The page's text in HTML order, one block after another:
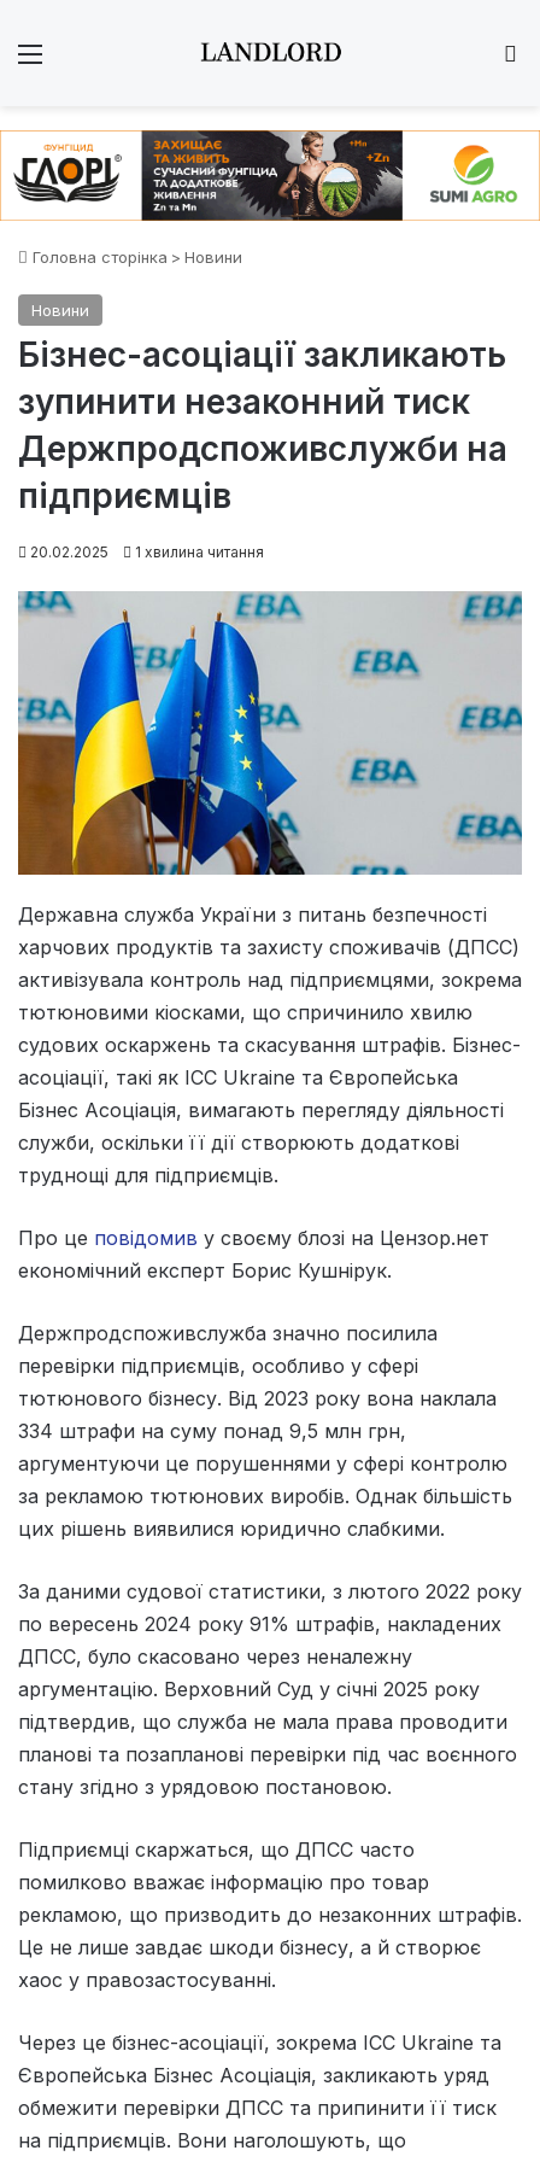
Головна сторінка > Новини
Новини
Бізнес-асоціації закликають
зупинити незаконний тиск
Держпродспоживслужби на
підприємців
20.02.2025 1 хвилина читання
Державна служба України з питань безпечності
харчових продуктів та захисту споживачів (ДПСС)
активізувала контроль над підприємцями, зокрема
тютюновими кіосками, що спричинило хвилю
судових оскаржень та скасування штрафів. Бізнес-
асоціації, такі як ІСС Ukraine та Європейська
Бізнес Асоціація, вимагають перегляду діяльності
служби, оскільки її дії створюють додаткові
труднощі для підприємців.
Про це повідомив у своєму блозі на Цензор.нет
економічний експерт Борис Кушнірук.
Держпродспоживслужба значно посилила
перевірки підприємців, особливо у сфері
тютюнового бізнесу. Від 2023 року вона наклала
334 штрафи на суму понад 9,5 млн грн,
аргументуючи це порушеннями у сфері контролю
за рекламою тютюнових виробів. Однак більшість
цих рішень виявилися юридично слабкими.
За даними судової статистики, з лютого 2022 року
по вересень 2024 року 91% штрафів, накладених
ДПСС, було скасовано через неналежну
аргументацію. Верховний Суд у січні 2025 року
підтвердив, що служба не мала права проводити
планові та позапланові перевірки під час воєнного
стану згідно з урядовою постановою.
Підприємці скаржаться, що ДПСС часто
помилково вважає інформацію про товар
рекламою, що призводить до незаконних штрафів.
Це не лише завдає шкоди бізнесу, а й створює
хаос у правозастосуванні.
Через це бізнес-асоціації, зокрема ІСС Ukraine та
Європейська Бізнес Асоціація, закликають уряд
обмежити перевірки ДПСС та припинити її тиск
на підприємців. Вони наголошують, що